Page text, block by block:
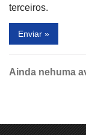
JAKLAYNE JOIAS
KABELO'S
LA PASTA
terceiros.
Enviar »
Ainda nehuma